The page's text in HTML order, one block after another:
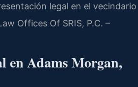
legal en el vecindario
Offices Of SRIS, P.C. –
en Adams Morgan,